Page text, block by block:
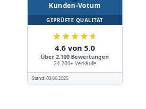
Kunden-Votum
GEPRÜFTE QUALITÄT
★★★★★
4.6 von 5.0
Über 2.100 Bewertungen
24.200+ Verkäufe
Stand:03.06.2025